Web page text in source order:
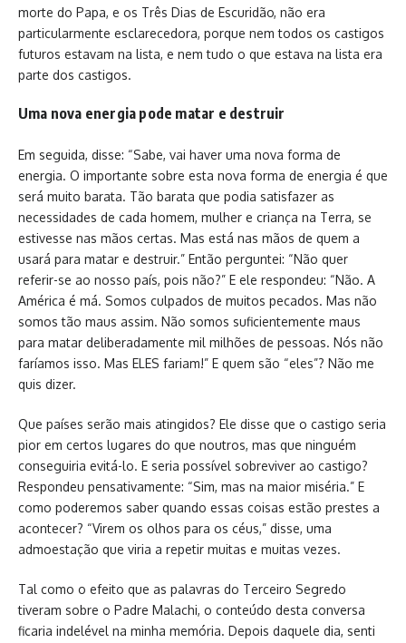
morte do Papa, e os Três Dias de Escuridão, não era
particularmente esclarecedora, porque nem todos os castigos
futuros estavam na lista, e nem tudo o que estava na lista era
parte dos castigos.
Uma nova energia pode matar e destruir
Em seguida, disse: “Sabe, vai haver uma nova forma de
energia. O importante sobre esta nova forma de energia é que
será muito barata. Tão barata que podia satisfazer as
necessidades de cada homem, mulher e criança na Terra, se
estivesse nas mãos certas. Mas está nas mãos de quem a
usará para matar e destruir.” Então perguntei: “Não quer
referir-se ao nosso país, pois não?” E ele respondeu: “Não. A
América é má. Somos culpados de muitos pecados. Mas não
somos tão maus assim. Não somos suficientemente maus
para matar deliberadamente mil milhões de pessoas. Nós não
faríamos isso. Mas ELES fariam!” E quem são “eles”? Não me
quis dizer.
Que países serão mais atingidos? Ele disse que o castigo seria
pior em certos lugares do que noutros, mas que ninguém
conseguiria evitá-lo. E seria possível sobreviver ao castigo?
Respondeu pensativamente: “Sim, mas na maior miséria.” E
como poderemos saber quando essas coisas estão prestes a
acontecer? “Virem os olhos para os céus,” disse, uma
admoestação que viria a repetir muitas e muitas vezes.
Tal como o efeito que as palavras do Terceiro Segredo
tiveram sobre o Padre Malachi, o conteúdo desta conversa
ficaria indelével na minha memória. Depois daquele dia, senti